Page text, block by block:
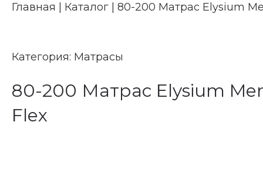
Главная Каталог 80-200 Матрас Elysium
Категория: Матрасы
80-200 Матрас Elysium
Flex